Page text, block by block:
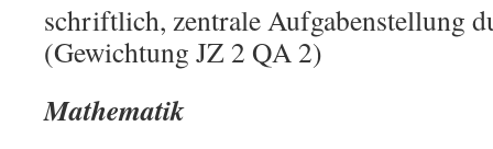
schriftlich, zentrale Aufgabenstellung
(Gewichtung JZ 2 QA 2)
Mathematik